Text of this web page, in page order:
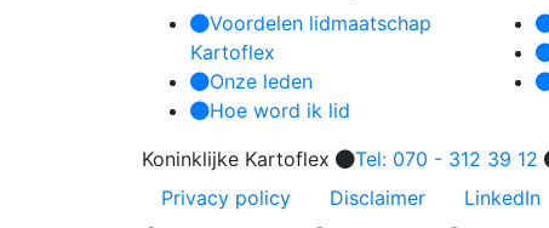
Voordelen lidmaatschap
Kartoflex
Onze leden
Hoe word ik lid
Koninklijke Kartoflex Tel: 070 - 312 39 12
Privacy policy
Disclaimer LinkedIn